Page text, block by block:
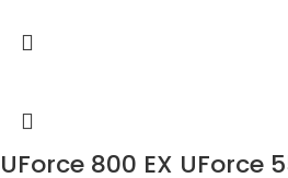
UForce 800 EX UForce